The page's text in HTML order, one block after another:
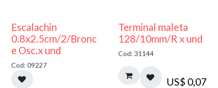
Escalachin
0.8x2.5cm/2/Bronc
e Osc.x und
Cod: 09227
Terminal maleta
128/10mm/R x und
Cod: 31144
US$ 0,07